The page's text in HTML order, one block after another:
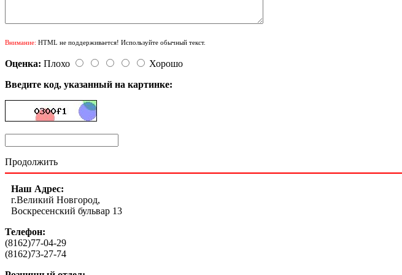
Внимание: HTML не поддерживается! Используйте обычный текст.
Оценка: Плохо
Хорошо
Введите код, указанный на картинке:
Продолжить
Наш Адрес:
г.Великий Новгород,
Воскресенский бульвар 13
Телефон:
(8162)77-04-29
(8162)73-27-74